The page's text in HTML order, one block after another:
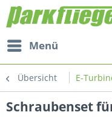
Menü
Übersicht E-
Schraubenset